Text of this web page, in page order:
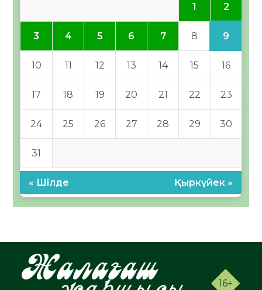
1 2
3 4 5 6 7 8 9
10 11 12 13 14 15 16
17 18 19 20 21 22 23
24 25 26 27 28 29 30
31
« Шілде Қыркүйек »
16+